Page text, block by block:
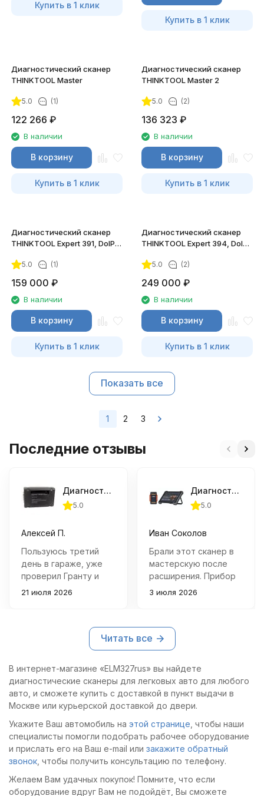
Купить в 1 клик
Купить в 1 клик
Диагностический сканер
THINKTOOL Master
5.0 (1)
122 266 ₽
В наличии
В корзину
Купить в 1 клик
Диагностический сканер
THINKTOOL Master 2
5.0 (2)
136 323 ₽
В наличии
В корзину
Купить в 1 клик
Диагностический сканер
THINKTOOL Expert 391, DoIP,
5.0 (1)
159 000 ₽
В наличии
В корзину
Купить в 1 клик
Диагностический сканер
THINKTOOL Expert 394, DoIP,
5.0 (2)
249 000 ₽
В наличии
В корзину
Купить в 1 клик
Показать все
1 2 3
Последние отзывы
Диагностический сканер АВТОАС-СКАН - Старт
5.0
Алексей П.
Пользуюсь третий
день в гараже, уже
проверил Гранту и
Газель - к ноутбуку на
находит и стирает
быстро, параметры в
реальном времени
нормально 👍
Трехметровый USB-
кабель реально
удобный, ноут не
приходится держать
возле самой колодки,
разъемы сидят
плотно. Интерфейс
поначалу показался
21 июля 2026
Диагностический сканер THINKTOOL Expert 394, DoIP, CAN FD
5.0
Иван Соколов
Брали этот сканер в
мастерскую после
расширения. Прибор
серьёзный, функций
3 июля 2026
Читать все
В интернет-магазине «ELM327rus» вы найдете
диагностические сканеры для легковых авто для любого
авто, и сможете купить с доставкой в пункт выдачи в
Москве или курьерской доставкой до двери.
Укажите Ваш автомобиль на этой странице , чтобы наши
специалисты помогли подобрать рабочее оборудование
и прислать его на Ваш e-mail или закажите обратный
звонок , чтобы получить консультацию по телефону.
Желаем Вам удачных покупок! Помните, что если
оборудование вдруг Вам не подойдёт, Вы сможете